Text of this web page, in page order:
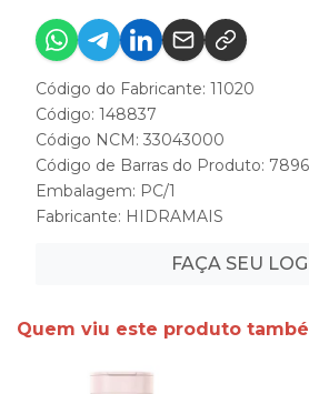
Código do Fabricante: 11020
Código: 148837
Código NCM: 33043000
Código de Barras do Produto:
Embalagem: PC/1
Fabricante: HIDRAMAIS
FAÇA SEU
Quem viu este produto